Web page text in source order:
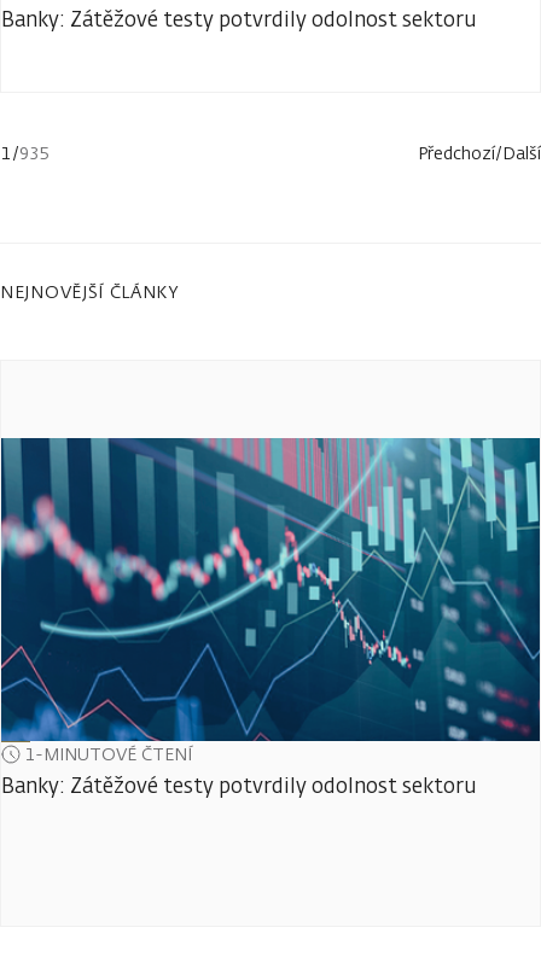
Banky: Zátěžové testy potvrdily odolnost sektoru
1/935 Předchozí/Další
NEJNOVĚJŠÍ ČLÁNKY
1-MINUTOVÉ ČTENÍ
Banky: Zátěžové testy potvrdily odolnost sektoru